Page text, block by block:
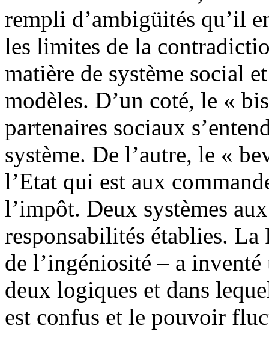
rempli d’ambigüités qu’il
les limites de la
matière de système social
modèles. D’un coté, le «
partenaires sociaux
système. De l’autre, le «
l’Etat qui est aux
l’impôt. Deux systèmes
responsabilités établies.
de l’ingéniosité – a
deux logiques et dans
est confus et le pouvoir